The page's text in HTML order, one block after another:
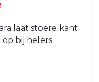
laat stoere kant
bij helers